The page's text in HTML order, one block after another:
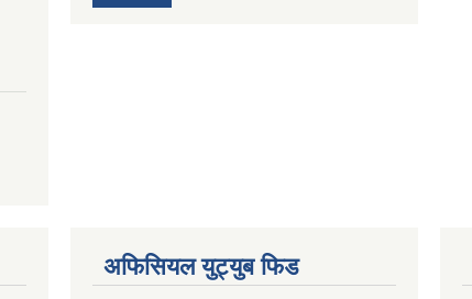
अफिसियल युट्युब फिड